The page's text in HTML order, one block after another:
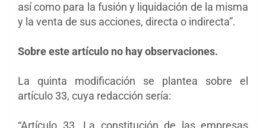
así como para la fusión y liquidación de la misma
y la venta de sus acciones, directa o indirecta”.
Sobre este artículo no hay observaciones.
La quinta modificación se plantea sobre el
artículo 33, cuya redacción sería:
“Artículo 33. La constitución de las empresas